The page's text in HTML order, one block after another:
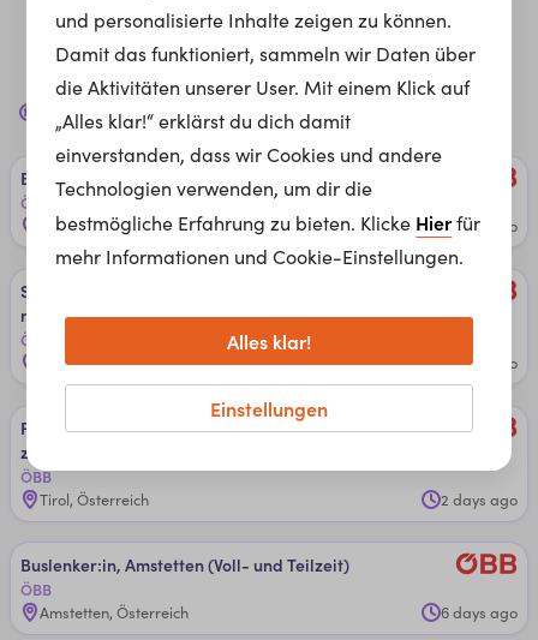
241 Jobs beiÖBB für dich
Bus­len­ker:in, Vi­en­na Air­por­t Bus (Wien Haupt­bahn­hof)
ÖBB
Wien, Österreich 1 day ago
Se­nior ­Spe­zia­lis­t:in ­Stand­ort­ent­wick­lun­g/­An­la­gen­tech­
nik
ÖBB
Knittelfeld, Österreich 2 days ago
Fahr­dienst­lei­ter:in Quer­ein­stie­g, ­Ti­rol (­Vol­l- un­d ­Teil­
zeit)
ÖBB
Tirol, Österreich 2 days ago
Bus­len­ker:in, Am­stet­ten­ (­Vol­l- un­d ­Teil­zeit)
ÖBB
Amstetten, Österreich 6 days ago
und personalisierte Inhalte zeigen zu können.
Damit das funktioniert, sammeln wir Daten über
die Aktivitäten unserer User. Mit einem Klick auf
„Alles klar!“ erklärst du dich damit
einverstanden, dass wir Cookies und andere
Technologien verwenden, um dir die
bestmögliche Erfahrung zu bieten. Klicke Hierfür
mehr Informationen und Cookie-Einstellungen.
Einstellungen
Alles klar!